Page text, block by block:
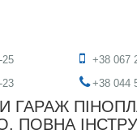
25
+38 067
23
+38 044
ГАРАЖ
ПОВНА